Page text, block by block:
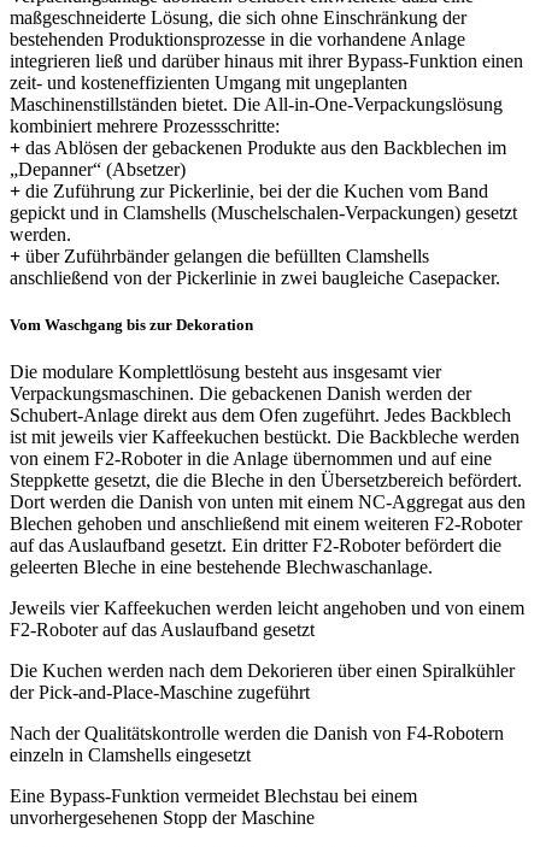
maßgeschneiderte Lösung, die sich ohne Einschränkung der
bestehenden Produktionsprozesse in die vorhandene Anlage
integrieren ließ und darüber hinaus mit ihrer Bypass-Funktion einen
zeit- und kosteneffizienten Umgang mit ungeplanten
Maschinenstillständen bietet. Die All-in-One-Verpackungslösung
kombiniert mehrere Prozessschritte:
+ das Ablösen der gebackenen Produkte aus den Backblechen im
„Depanner“ (Absetzer)
+ die Zuführung zur Pickerlinie, bei der die Kuchen vom Band
gepickt und in Clamshells (Muschelschalen-Verpackungen) gesetzt
werden.
+ über Zuführbänder gelangen die befüllten Clamshells
anschließend von der Pickerlinie in zwei baugleiche Casepacker.
Vom Waschgang bis zur Dekoration
Die modulare Komplettlösung besteht aus insgesamt vier
Verpackungsmaschinen. Die gebackenen Danish werden der
Schubert-Anlage direkt aus dem Ofen zugeführt. Jedes Backblech
ist mit jeweils vier Kaffeekuchen bestückt. Die Backbleche werden
von einem F2-Roboter in die Anlage übernommen und auf eine
Steppkette gesetzt, die die Bleche in den Übersetzbereich befördert.
Dort werden die Danish von unten mit einem NC-Aggregat aus den
Blechen gehoben und anschließend mit einem weiteren F2-Roboter
auf das Auslaufband gesetzt. Ein dritter F2-Roboter befördert die
geleerten Bleche in eine bestehende Blechwaschanlage.
Jeweils vier Kaffeekuchen werden leicht angehoben und von einem
F2-Roboter auf das Auslaufband gesetzt
Die Kuchen werden nach dem Dekorieren über einen Spiralkühler
der Pick-and-Place-Maschine zugeführt
Nach der Qualitätskontrolle werden die Danish von F4-Robotern
einzeln in Clamshells eingesetzt
Eine Bypass-Funktion vermeidet Blechstau bei einem
unvorhergesehenen Stopp der Maschine